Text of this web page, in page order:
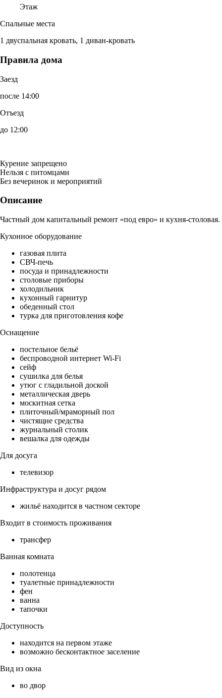
Этаж
Спальные места
1 двуспальная кровать, 1 диван-кровать
Правила дома
Заезд
после 14:00
Отъезд
до 12:00
Курение запрещено
Нельзя с питомцами
Без вечеринок и мероприятий
Описание
Частный дом капитальный ремонт «под евро» и кухня-столовая.
Кухонное оборудование
газовая плита
СВЧ-печь
посуда и принадлежности
столовые приборы
холодильник
кухонный гарнитур
обеденный стол
турка для приготовления кофе
Оснащение
постельное бельё
беспроводной интернет Wi-Fi
сейф
сушилка для белья
утюг с гладильной доской
металлическая дверь
москитная сетка
плиточный/мраморный пол
чистящие средства
журнальный столик
вешалка для одежды
Для досуга
телевизор
Инфраструктура и досуг рядом
жильё находится в частном секторе
Входит в стоимость проживания
трансфер
Ванная комната
полотенца
туалетные принадлежности
фен
ванна
тапочки
Доступность
находится на первом этаже
возможно бесконтактное заселение
Вид из окна
во двор